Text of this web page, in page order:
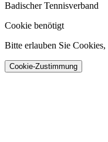
Badischer Tennisverband
Cookie benötigt
Bitte erlauben Sie
Cookie-Zustimmung